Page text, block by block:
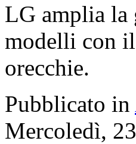
LG amplia la
modelli con il
orecchie.
Pubblicato in
Mercoledì,